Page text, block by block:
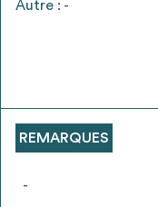
* Attention, l’ajout
voirFAQ
Autre : -
REMARQUES
-